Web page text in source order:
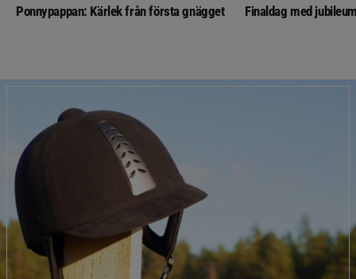
Ponnypappan: Kärlek från första gnägget Finaldag med